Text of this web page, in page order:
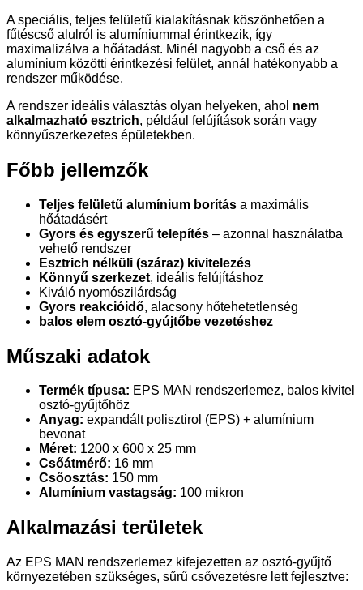
A speciális, teljes felületű kialakításnak köszönhetően a
fűtéscső alulról is alumíniummal érintkezik, így
maximalizálva a hőátadást. Minél nagyobb a cső és az
alumínium közötti érintkezési felület, annál hatékonyabb a
rendszer működése.
A rendszer ideális választás olyan helyeken, ahol nem
alkalmazható esztrich, például felújítások során vagy
könnyűszerkezetes épületekben.
Főbb jellemzők
Teljes felületű alumínium borítás a maximális
hőátadásért
Gyors és egyszerű telepítés – azonnal használatba
vehető rendszer
Esztrich nélküli (száraz) kivitelezés
Könnyű szerkezet, ideális felújításhoz
Kiváló nyomószilárdság
Gyors reakcióidő, alacsony hőtehetetlenség
balos elem osztó-gyújtőbe vezetéshez
Műszaki adatok
Termék típusa: EPS MAN rendszerlemez, balos kivitel
osztó-gyűjtőhöz
Anyag: expandált polisztirol (EPS) + alumínium
bevonat
Méret: 1200 x 600 x 25 mm
Csőátmérő: 16 mm
Csőosztás: 150 mm
Alumínium vastagság: 100 mikron
Alkalmazási területek
Az EPS MAN rendszerlemez kifejezetten az osztó-gyűjtő
környezetében szükséges, sűrű csővezetésre lett fejlesztve: